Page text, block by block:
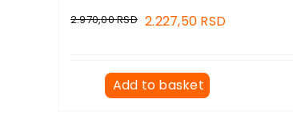
2.970,00RSD 2.227,50 RSD
Add to basket